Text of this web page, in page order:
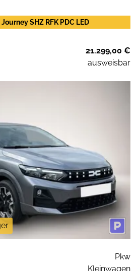
SHZ RFK PDC LED
21.299,00 €
ausweisbar
Pkw
Kleinwagen